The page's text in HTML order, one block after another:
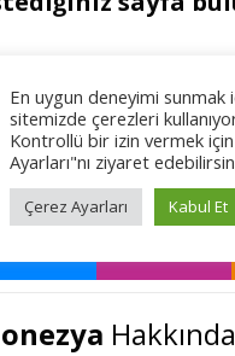
Hakkında